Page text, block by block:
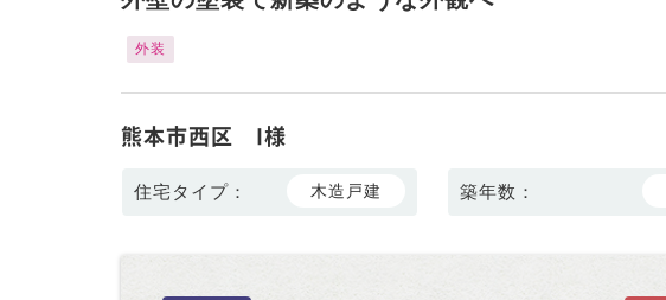
外装
熊本市西区 I様
住宅タイプ： 木造戸建 築年数：